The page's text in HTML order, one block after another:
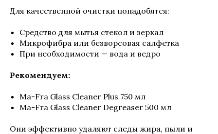
Для качественной очистки понадобятся:
Средство для мытья стекол и зеркал
Микрофибра или безворсовая салфетка
При необходимости — вода и ведро
Рекомендуем:
Ma-Fra Glass Cleaner Plus 750 мл
Ma-Fra Glass Cleaner Degreaser 500 мл
Они эффективно удаляют следы жира, пыли и